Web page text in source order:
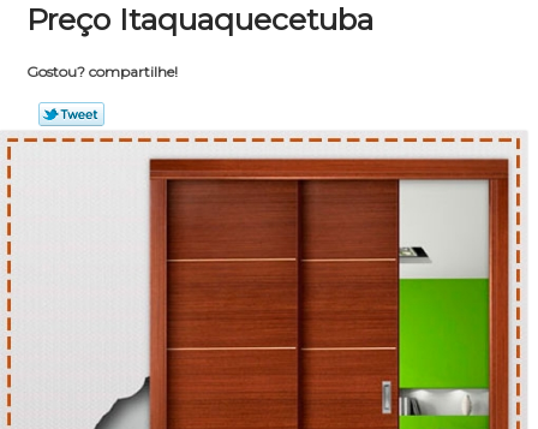
Preço Itaquaquecetuba
Gostou? compartilhe!